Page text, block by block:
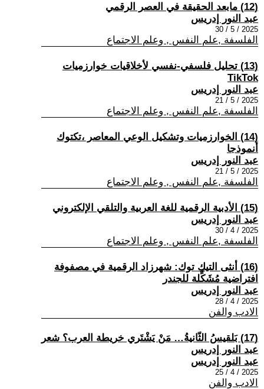
(12) مابعد الحقيقة في العصر الرقمي
عبد النور إدريس
2025 / 5 / 30
الفلسفة ,علم النفس , وعلم الاجتماع
(13) تحليل فلسفي-نفسي لأخلاقيات خوارزميات
TikTok
عبد النور إدريس
2025 / 5 / 21
الفلسفة ,علم النفس , وعلم الاجتماع
(14) الخوارزميات وتشكيل الوعي المعاصر ،تكتوك
أنموذجا
عبد النور إدريس
2025 / 5 / 21
الفلسفة ,علم النفس , وعلم الاجتماع
(15) الأدبية الرقمية للغة العربية والتلقي الإلكتروني
عبد النور إدريس
2025 / 4 / 30
الفلسفة ,علم النفس , وعلم الاجتماع
(16) أنثى التيك توك: شهرزاد الرقمية في مصفوفة
افتراضية مُشَكِّلة للجندر
عبد النور إدريس
2025 / 4 / 28
الادب والفن
(17) بَلقيسُ الثّانيةُ… مَنْ يَشْتَري خريطة العرب؟ شعر
عبد النور إدريس
عبد النور إدريس
2025 / 4 / 25
الادب والفن